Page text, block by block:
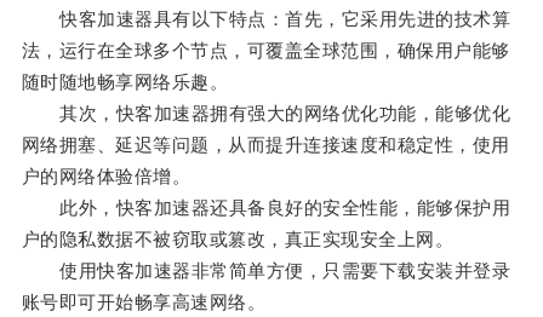
快客加速器具有以下特点：首先，它采用先进的技术算
法，运行在全球多个节点，可覆盖全球范围，确保用户能够
随时随地畅享网络乐趣。
其次，快客加速器拥有强大的网络优化功能，能够优化
网络拥塞、延迟等问题，从而提升连接速度和稳定性，使用
户的网络体验倍增。
此外，快客加速器还具备良好的安全性能，能够保护用
户的隐私数据不被窃取或篡改，真正实现安全上网。
使用快客加速器非常简单方便，只需要下载安装并登录
账号即可开始畅享高速网络。